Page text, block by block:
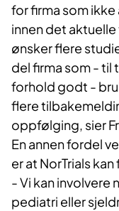
for firma som
innen det
ønsker flere
del firma som - til
forhold godt -
flere
oppfølging, sier
En annen fordel
er at NorTrials
- Vi kan involvere
pediatri eller